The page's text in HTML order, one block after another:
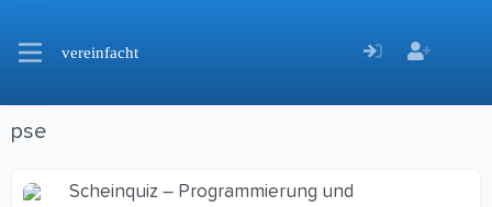
vereinfacht
pse
Scheinquiz – Programmierung und